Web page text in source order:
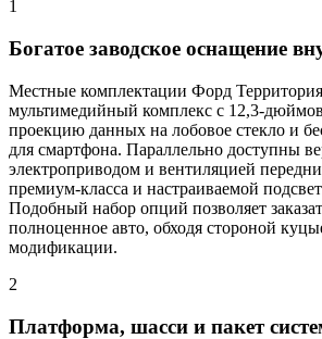
1
Богатое заводское оснащение
Местные комплектации Форд
мультимедийный комплекс с 12,3-
проекцию данных на лобовое стекло и
для смартфона. Параллельно доступны
электроприводом и вентиляцией
премиум-класса и настраиваемой
Подобный набор опций позволяет
полноценное авто, обходя стороной
модификации.
2
Платформа, шасси и пакет